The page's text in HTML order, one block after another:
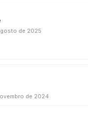
de 2025
de 2024